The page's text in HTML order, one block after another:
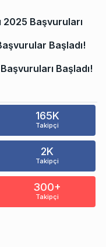
2025 Başvuruları
Başladı!
Başladı!
165K
Takipçi
2K
Takipçi
300+
Takipçi